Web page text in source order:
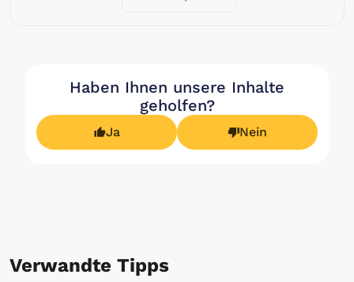
Haben Ihnen unsere Inhalte
geholfen?
Ja Nein
Verwandte Tipps